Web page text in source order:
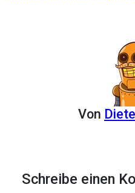
Von
Schreibe einen